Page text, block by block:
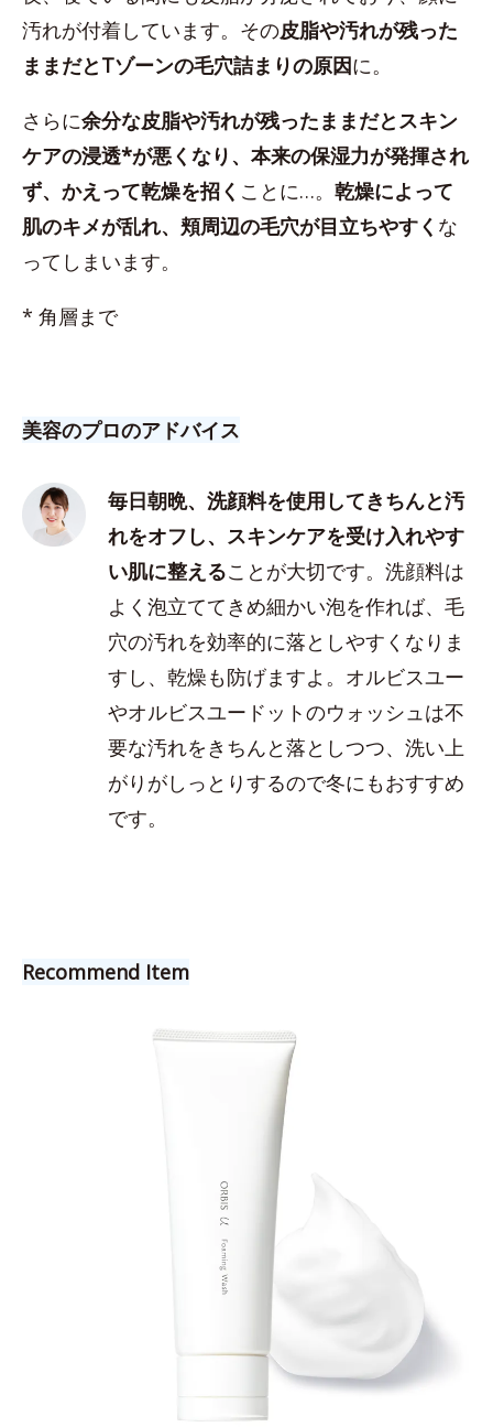
汚れが付着しています。その皮脂や汚れが残った
ままだとTゾーンの毛穴詰まりの原因に。
さらに余分な皮脂や汚れが残ったままだとスキン
ケアの浸透*が悪くなり、本来の保湿力が発揮され
ず、かえって乾燥を招く ことに…。 乾燥によって
肌のキメが乱れ、頬周辺の毛穴が目立ちやすく な
ってしまいます。
* 角層まで
美容のプロのアドバイス
毎日朝晩、洗顔料を使用してきちんと汚
れをオフし、スキンケアを受け入れやす
い肌に整えることが大切です。洗顔料は
よく泡立ててきめ細かい泡を作れば、毛
穴の汚れを効率的に落としやすくなりま
すし、乾燥も防げますよ。オルビスユー
やオルビスユードットのウォッシュは不
要な汚れをきちんと落としつつ、洗い上
がりがしっとりするので冬にもおすすめ
です。
Recommend Item